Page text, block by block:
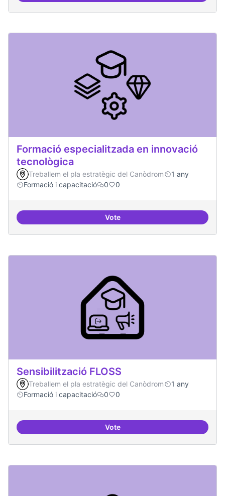
Formació especialitzada en innovació
tecnològica
Treballem el pla estratègic del Canòdrom
1 any
Formació i capacitació
0 0
VoteFormació especialitzada en
Sensibilització FLOSS
Treballem el pla estratègic del Canòdrom
1 any
Formació i capacitació
0 0
VoteSensibilització FLOSS